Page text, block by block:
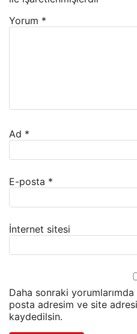
Yorum *
Ad *
E-posta *
İnternet sitesi
Daha sonraki yorumlarımda
posta adresim ve site
kaydedilsin.